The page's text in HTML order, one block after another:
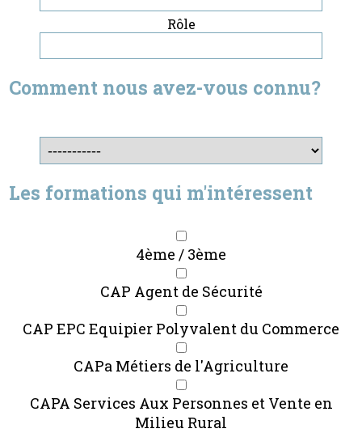
Rôle
Comment nous avez-vous connu?
Les formations qui m'intéressent
4ème / 3ème
CAP Agent de Sécurité
CAP EPC Equipier Polyvalent du Commerce
CAPa Métiers de l'Agriculture
CAPA Services Aux Personnes et Vente en
Milieu Rural